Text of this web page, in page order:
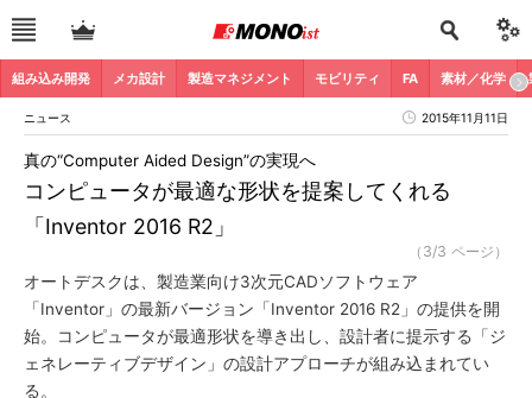
組み込み開発 メカ設計 製造マネジメント モビリティ FA 素材／化学
ニュース 2015年11月11日
コンピュータが最適な形状を提案してくれる
「Inventor 2016 R2」
真の“Computer Aided Design”の実現へ
（3/3 ページ）
オートデスクは、製造業向け3次元CADソフトウェア
「Inventor」の最新バージョン「Inventor 2016 R2」の提供を開
始。コンピュータが最適形状を導き出し、設計者に提示する「ジ
ェネレーティブデザイン」の設計アプローチが組み込まれてい
る。